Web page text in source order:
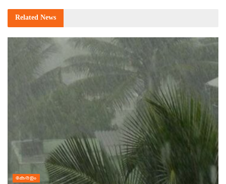
Related News
കേരളം